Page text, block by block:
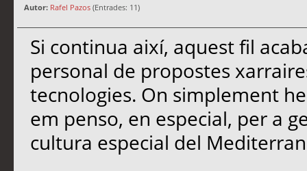
Autor: Rafel Pazos (Entrades: 11)
Si continua així, aquest fil
personal de propostes
tecnologies. On simplement
em penso, en especial, per a
cultura especial del